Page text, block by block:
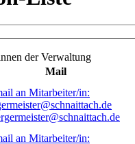
der Verwaltung
Mail